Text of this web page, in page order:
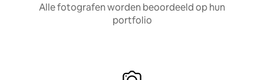
Alle fotografen worden beoordeeld op hun
portfolio